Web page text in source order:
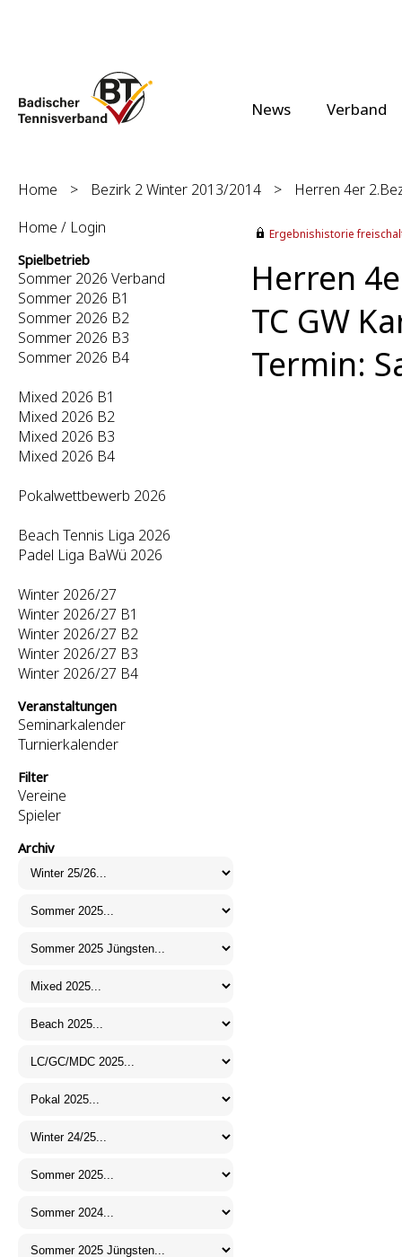
News Verband
Home > Bezirk 2 Winter 2013/2014 >
Herren 4er
Home / Login
Spielbetrieb
Sommer 2026 Verband
Sommer 2026 B1
Sommer 2026 B2
Sommer 2026 B3
Sommer 2026 B4
Mixed 2026 B1
Mixed 2026 B2
Mixed 2026 B3
Mixed 2026 B4
Pokalwettbewerb 2026
Beach Tennis Liga 2026
Padel Liga BaWü 2026
Winter 2026/27
Winter 2026/27 B1
Winter 2026/27 B2
Winter 2026/27 B3
Winter 2026/27 B4
Veranstaltungen
Seminarkalender
Turnierkalender
Filter
Vereine
Spieler
Archiv
Ergebnishistorie
Herren
TC GW
Termin: